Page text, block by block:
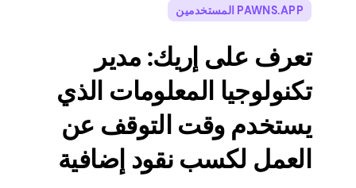
PAWNS.APP المستخدمين
تعرف على إريك: مدير
تكنولوجيا المعلومات الذي
يستخدم وقت التوقف عن
العمل لكسب نقود إضافية